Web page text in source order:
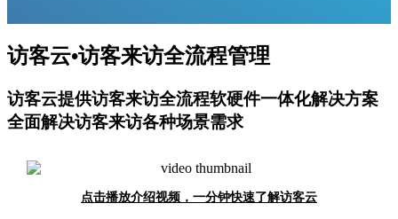
访客云•访客来访全流程管理
访客云提供访客来访全流程软硬件一体化解决方案
全面解决访客来访各种场景需求
点击播放介绍视频，一分钟快速了解访客云